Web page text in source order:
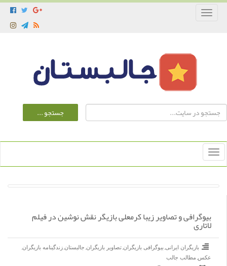
Toggle
Toggle
navigation
بیوگرافی و تصاویر زیبا کرمعلی بازیگر نقش نوشین در فیلم
لاتاری
بازیگران ایرانی, بیوگرافی بازیگران,تصاویر بازیگران, جالبستان,زندگینامه بازیگران,
عکس, مطالب جالب